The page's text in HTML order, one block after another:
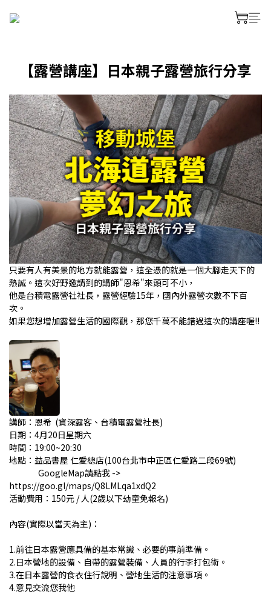
【露營講座】日本親子露營旅行分享
只要有人有美景的地方就能露營，這全憑的就是一個大腳走天下的
熱誠。這次好野邀請到的講師"恩希"來頭可不小，
他是台積電露營社社長，露營經驗15年，國內外露營次數不下百
次。
如果您想增加露營生活的國際觀，那您千萬不能錯過這次的講座喔!!
講師：恩希 (資深露客、台積電露營社長)
日期：4月20日星期六
時間：19:00~20:30
地點：益品書屋 仁愛總店(100台北市中正區仁愛路二段69號)
GoogleMap請點我 ->
https://goo.gl/maps/Q8LMLqa1xdQ2
活動費用：150元 / 人(2歲以下幼童免報名)
內容(實際以當天為主)：
1.前往日本露營應具備的基本常識、必要的事前準備。
2.日本營地的設備、自帶的露營裝備、人員的行李打包術。
3.在日本露營的食衣住行說明、營地生活的注意事項。
4.意見交流您我他